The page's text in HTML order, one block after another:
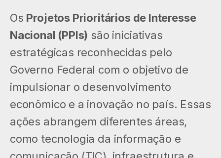
Os Projetos Prioritários de Interesse
Nacional (PPIs) são iniciativas
estratégicas reconhecidas pelo
Governo Federal com o objetivo de
impulsionar o desenvolvimento
econômico e a inovação no país. Essas
ações abrangem diferentes áreas,
como tecnologia da informação e